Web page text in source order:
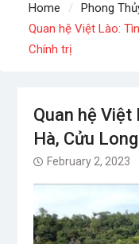
Home
Phong
Quan hệ Việt Lào:
Chính trị
Quan hệ Việt
Hà, Cửu
February 2, 2023